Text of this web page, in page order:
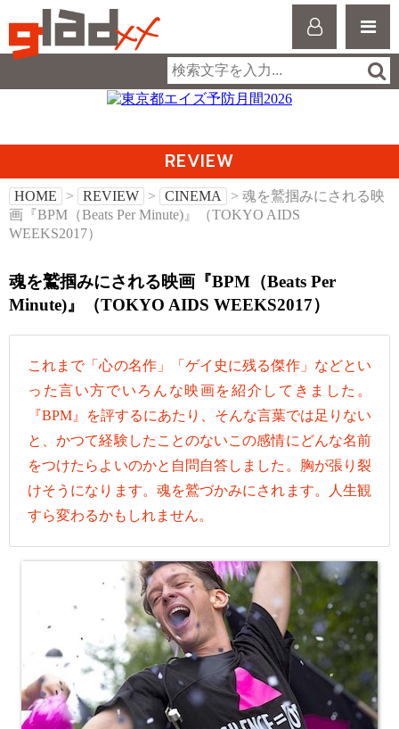
REVIEW
HOME > REVIEW > CINEMA
> 魂を鷲掴みにされる映
画『BPM（Beats Per Minute)』（TOKYO AIDS
WEEKS2017）
魂を鷲掴みにされる映画『BPM（Beats Per
Minute)』（TOKYO AIDS WEEKS2017）
これまで「心の名作」「ゲイ史に残る傑作」などとい
った言い方でいろんな映画を紹介してきました。
『BPM』を評するにあたり、そんな言葉では足りない
と、かつて経験したことのないこの感情にどんな名前
をつけたらよいのかと自問自答しました。胸が張り裂
けそうになります。魂を鷲づかみにされます。人生観
すら変わるかもしれません。